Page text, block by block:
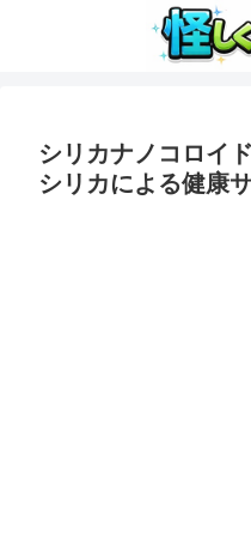
シリカナノコロイ
シリカによる健康